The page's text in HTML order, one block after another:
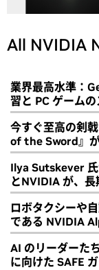
All NVIDIA
業界最高水準：
習と PC ゲーム
今すぐ至高の剣
of the Sword』
Ilya Sutskever
とNVIDIA が、
ロボタクシーや
である NVIDIA
AI のリーダーた
に向けた SAFE